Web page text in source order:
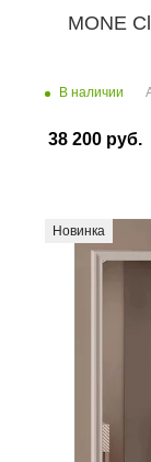
MONE
В наличии
38 200 руб.
Новинка